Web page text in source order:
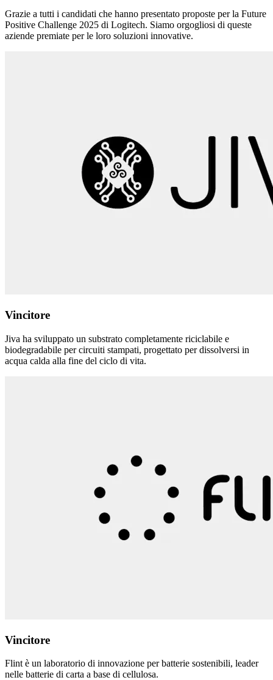
Grazie a tutti i candidati che hanno presentato proposte per la Future
Positive Challenge 2025 di Logitech. Siamo orgogliosi di queste
aziende premiate per le loro soluzioni innovative.
Vincitore
Jiva ha sviluppato un substrato completamente riciclabile e
biodegradabile per circuiti stampati, progettato per dissolversi in
acqua calda alla fine del ciclo di vita.
Vincitore
Flint è un laboratorio di innovazione per batterie sostenibili, leader
nelle batterie di carta a base di cellulosa.